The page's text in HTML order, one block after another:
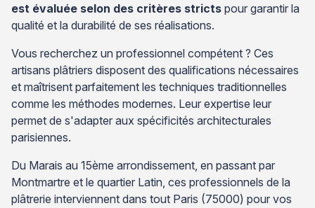
est évaluée selon des critères stricts pour garantir la
qualité et la durabilité de ses réalisations.
Vous recherchez un professionnel compétent ? Ces
artisans plâtriers disposent des qualifications nécessaires
et maîtrisent parfaitement les techniques traditionnelles
comme les méthodes modernes. Leur expertise leur
permet de s'adapter aux spécificités architecturales
parisiennes.
Du Marais au 15ème arrondissement, en passant par
Montmartre et le quartier Latin, ces professionnels de la
plâtrerie interviennent dans tout Paris (75000) pour vos